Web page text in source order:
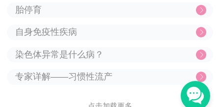
胎停育
自身免疫性疾病
染色体异常是什么病？
专家详解——习惯性流产